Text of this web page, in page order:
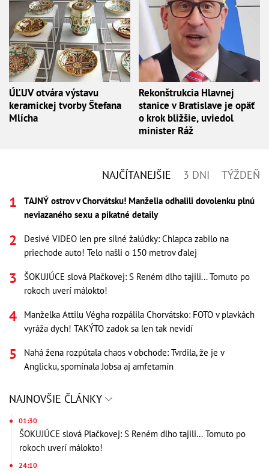
ÚĽUV otvára výstavu
keramickej tvorby Štefana
Mlícha
Rekonštrukcia Hlavnej
stanice v Bratislave je opäť
o krok bližšie, uviedol
minister Ráž
NAJČÍTANEJŠIE 3 DNI TÝŽDEŇ
TAJNÝ ostrov v Chorvátsku! Manželia odhalili dovolenku plnú
neviazaného sexu a pikatné detaily
Desivé VIDEO len pre silné žalúdky: Chlapca zabilo na
priechode auto! Telo našli o 150 metrov ďalej
ŠOKUJÚCE slová Plačkovej: S Reném dlho tajili... Tomuto po
rokoch uverí málokto!
Manželka Attilu Végha rozpálila Chorvátsko: FOTO v plavkách
vyráža dych! TAKÝTO zadok sa len tak nevidí
Nahá žena rozpútala chaos v obchode: Tvrdila, že je v
Anglicku, spomínala Jobsa aj amfetamín
NAJNOVŠIE ČLÁNKY
01:30
ŠOKUJÚCE slová Plačkovej: S Reném dlho tajili... Tomuto po
rokoch uverí málokto!
24:10